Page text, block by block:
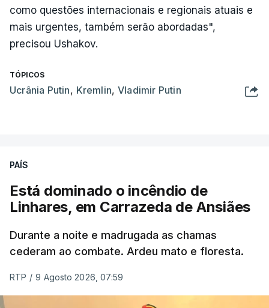
como questões internacionais e regionais atuais e
mais urgentes, também serão abordadas",
precisou Ushakov.
TÓPICOS
Ucrânia Putin, Kremlin,Vladimir Putin
PAÍS
Está dominado o incêndio de
Linhares, em Carrazeda de Ansiães
Durante a noite e madrugada as chamas
cederam ao combate. Ardeu mato e floresta.
RTP / 9 Agosto 2026, 07:59